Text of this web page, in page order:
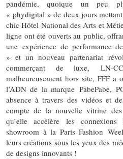
pandémie, quoique un peu
« phydigital » de deux jours
chic Hôtel National des Arts et
ligne ont été ouverts au public,
une expérience de performance
» et un nouveau partenariat
commerçant de luxe, LN-
malheureusement hors site, FFF a
l’ADN de la marque PabePabe,
absence à travers des vidéos et
compte de la nouvelle vitrine
qu’elle accélère les
showroom à la Paris Fashion
leurs créations sous les yeux des
de designs innovants !